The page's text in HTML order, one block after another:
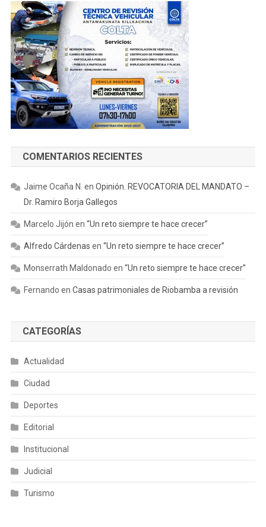
COMENTARIOS RECIENTES
Jaime Ocaña N. en Opinión. REVOCATORIA DEL MANDATO –
Dr. Ramiro Borja Gallegos
Marcelo Jijón en “Un reto siempre te hace crecer”
Alfredo Cárdenas en “Un reto siempre te hace crecer”
Monserrath Maldonado en “Un reto siempre te hace crecer”
Fernando en Casas patrimoniales de Riobamba a revisión
CATEGORÍAS
Actualidad
Ciudad
Deportes
Editorial
Institucional
Judicial
Turismo